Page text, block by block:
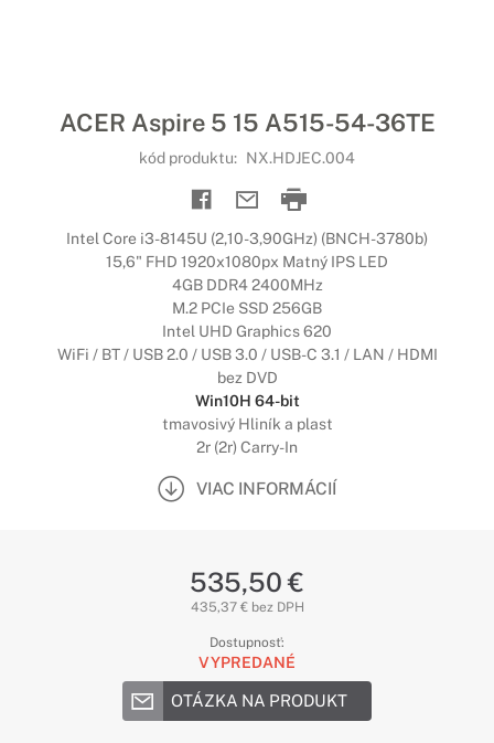
ACER Aspire 5 15 A515-54-36TE
kód produktu: NX.HDJEC.004
Intel Core i3-8145U (2,10-3,90GHz) (BNCH-3780b)
15,6" FHD 1920x1080px Matný IPS LED
4GB DDR4 2400MHz
M.2 PCIe SSD 256GB
Intel UHD Graphics 620
WiFi / BT / USB 2.0 / USB 3.0 / USB-C 3.1 / LAN / HDMI
bez DVD
Win10H 64-bit
tmavosivý Hliník a plast
2r (2r) Carry-In
VIAC INFORMÁCIÍ
535,50 €
435,37 € bez DPH
Dostupnosť:
VYPREDANÉ
OTÁZKA NA PRODUKT